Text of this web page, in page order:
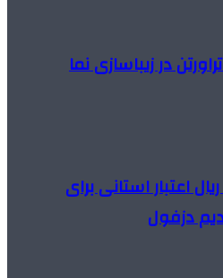
در زیباسازی نما
ریال اعتبار استانی برای
دزفول